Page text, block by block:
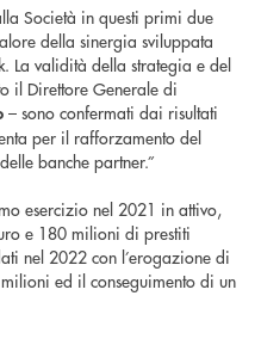
Società in questi primi due
della sinergia sviluppata
La validità della strategia e del
il Direttore Generale di
– sono confermati dai risultati
per il rafforzamento del
banche partner.”
esercizio nel 2021 in attivo,
e 180 milioni di prestiti
nel 2022 con l’erogazione di
ed il conseguimento di un